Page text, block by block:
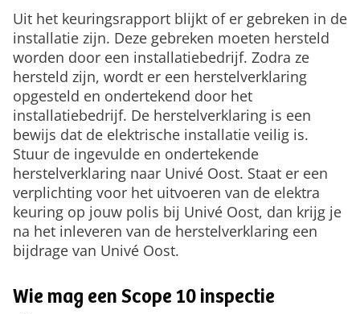
Uit het keuringsrapport blijkt of er gebreken in de
installatie zijn. Deze gebreken moeten hersteld
worden door een installatiebedrijf. Zodra ze
hersteld zijn, wordt er een herstelverklaring
opgesteld en ondertekend door het
installatiebedrijf. De herstelverklaring is een
bewijs dat de elektrische installatie veilig is.
Stuur de ingevulde en ondertekende
herstelverklaring naar Univé Oost. Staat er een
verplichting voor het uitvoeren van de elektra
keuring op jouw polis bij Univé Oost, dan krijg je
na het inleveren van de herstelverklaring een
bijdrage van Univé Oost.
Wie mag een Scope 10 inspectie